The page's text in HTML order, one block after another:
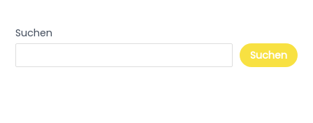
Suchen
Suchen